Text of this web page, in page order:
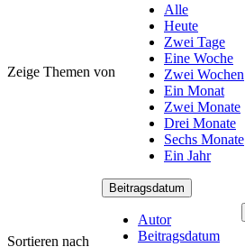
Zeige Themen von
Alle
Heute
Zwei Tage
Eine Woche
Zwei Wochen
Ein Monat
Zwei Monate
Drei Monate
Sechs Monate
Ein Jahr
Sortieren nach
Beitragsdatum
Autor
Beitragsdatum